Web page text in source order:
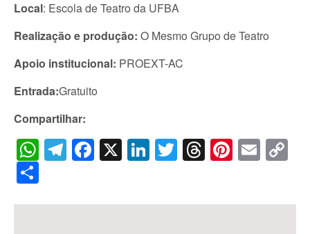
Local: Escola de Teatro da UFBA
Realização e produção: O Mesmo Grupo de Teatro
Apoio institucional: PROEXT-AC
Entrada:Gratuito
Compartilhar:
WhatsApp
Telegram
Facebook
X LinkedIn
Twitter
Threads